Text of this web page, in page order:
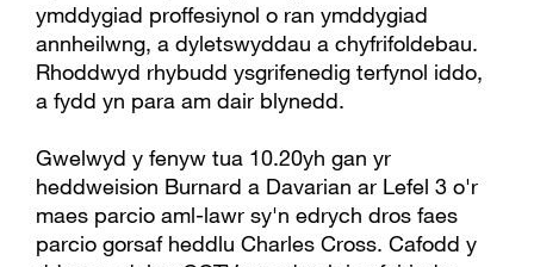
ymddygiad proffesiynol o ran ymddygiad
annheilwng, a dyletswyddau a chyfrifoldebau.
Rhoddwyd rhybudd ysgrifenedig terfynol iddo,
a fydd yn para am dair blynedd.
Gwelwyd y fenyw tua 10.20yh gan yr
heddweision Burnard a Davarian ar Lefel 3 o'r
maes parcio aml-lawr sy'n edrych dros faes
parcio gorsaf heddlu Charles Cross. Cafodd y